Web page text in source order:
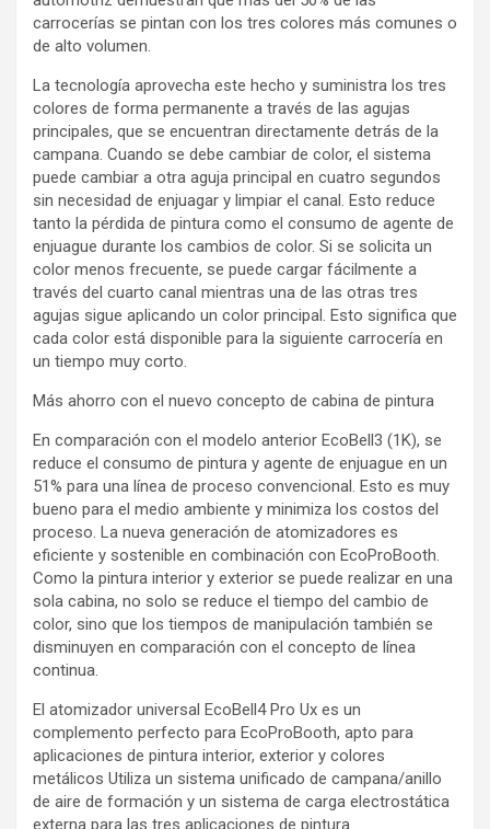
carrocerías se pintan con los tres colores más comunes o
de alto volumen.
La tecnología aprovecha este hecho y suministra los tres
colores de forma permanente a través de las agujas
principales, que se encuentran directamente detrás de la
campana. Cuando se debe cambiar de color, el sistema
puede cambiar a otra aguja principal en cuatro segundos
sin necesidad de enjuagar y limpiar el canal. Esto reduce
tanto la pérdida de pintura como el consumo de agente de
enjuague durante los cambios de color. Si se solicita un
color menos frecuente, se puede cargar fácilmente a
través del cuarto canal mientras una de las otras tres
agujas sigue aplicando un color principal. Esto significa que
cada color está disponible para la siguiente carrocería en
un tiempo muy corto.
Más ahorro con el nuevo concepto de cabina de pintura
En comparación con el modelo anterior EcoBell3 (1K), se
reduce el consumo de pintura y agente de enjuague en un
51% para una línea de proceso convencional. Esto es muy
bueno para el medio ambiente y minimiza los costos del
proceso. La nueva generación de atomizadores es
eficiente y sostenible en combinación con EcoProBooth.
Como la pintura interior y exterior se puede realizar en una
sola cabina, no solo se reduce el tiempo del cambio de
color, sino que los tiempos de manipulación también se
disminuyen en comparación con el concepto de línea
continua.
El atomizador universal EcoBell4 Pro Ux es un
complemento perfecto para EcoProBooth, apto para
aplicaciones de pintura interior, exterior y colores
metálicos Utiliza un sistema unificado de campana/anillo
de aire de formación y un sistema de carga electrostática
externa para las tres aplicaciones de pintura.